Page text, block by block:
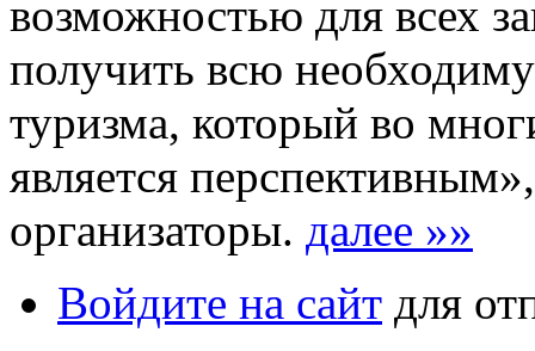
возможностью для всех
получить всю
туризма, который во
является
организаторы. далее »»
Войдите на сайт для